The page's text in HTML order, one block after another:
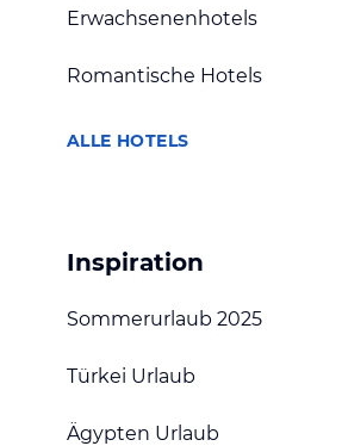
Erwachsenenhotels
Romantische Hotels
ALLE HOTELS
Inspiration
Sommerurlaub 2025
Türkei Urlaub
Ägypten Urlaub